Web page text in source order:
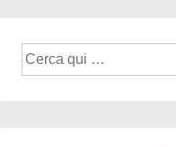
Cerca: